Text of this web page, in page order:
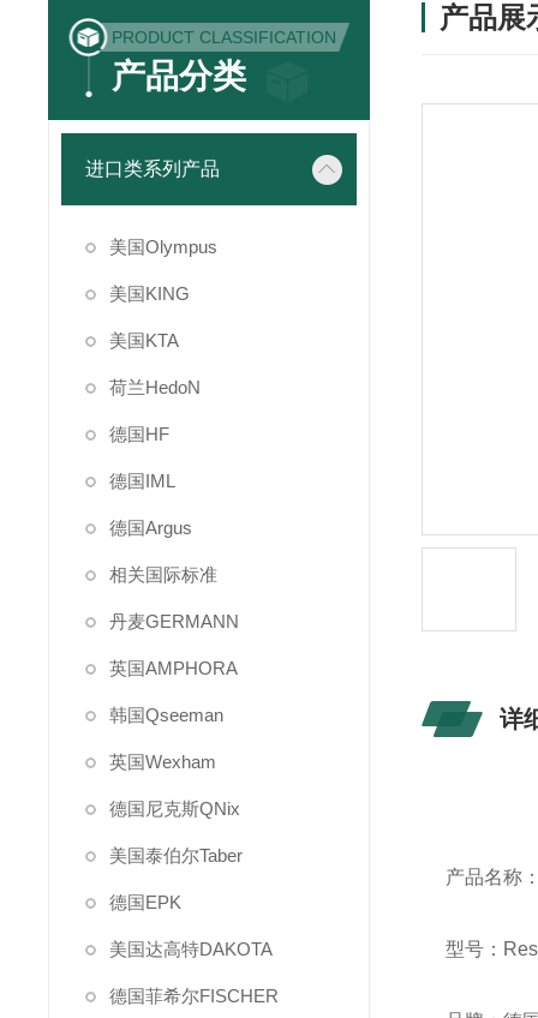
PRODUCT CLASSIFICATION
产品分类
进口类系列产品
美国Olympus
美国KING
美国KTA
荷兰HedoN
德国HF
德国IML
德国Argus
相关国际标准
丹麦GERMANN
英国AMPHORA
韩国Qseeman
英国Wexham
德国尼克斯QNix
美国泰伯尔Taber
德国EPK
美国达高特DAKOTA
德国菲希尔FISCHER
产品展
详
产品名称
型号：